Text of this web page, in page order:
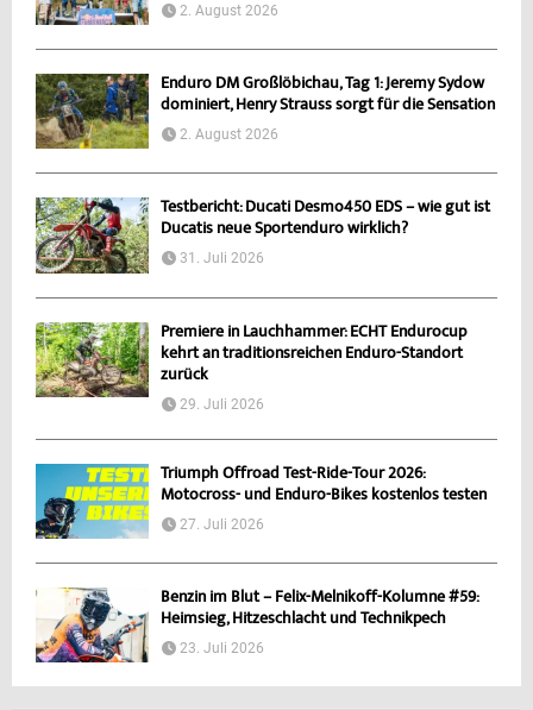
2. August 2026
Enduro DM Großlöbichau, Tag 1: Jeremy Sydow
dominiert, Henry Strauss sorgt für die Sensation
2. August 2026
Testbericht: Ducati Desmo450 EDS – wie gut ist
Ducatis neue Sportenduro wirklich?
31. Juli 2026
Premiere in Lauchhammer: ECHT Endurocup
kehrt an traditionsreichen Enduro-Standort
zurück
29. Juli 2026
Triumph Offroad Test-Ride-Tour 2026:
Motocross- und Enduro-Bikes kostenlos testen
27. Juli 2026
Benzin im Blut – Felix-Melnikoff-Kolumne #59:
Heimsieg, Hitzeschlacht und Technikpech
23. Juli 2026